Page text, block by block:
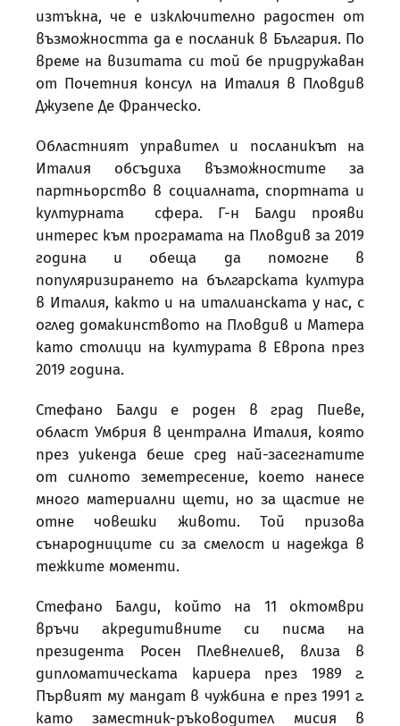
изтъкна, че е изключително радостен от
възможността да е посланик в България. По
време на визитата си той бе придружаван
от Почетния консул на Италия в Пловдив
Джузепе Де Франческо.
Областният управител и посланикът на
Италия обсъдиха възможностите за
партньорство в социалната, спортната и
културната сфера. Г-н Балди прояви
интерес към програмата на Пловдив за 2019
година и обеща да помогне в
популяризирането на българската култура
в Италия, както и на италианската у нас, с
оглед домакинството на Пловдив и Матера
като столици на културата в Европа през
2019 година.
Стефано Балди е роден в град Пиеве,
област Умбрия в централна Италия, която
през уикенда беше сред най-засегнатите
от силното земетресение, което нанесе
много материални щети, но за щастие не
отне човешки животи. Той призова
сънародниците си за смелост и надежда в
тежките моменти.
Стефано Балди, който на 11 октомври
връчи акредитивните си писма на
президента Росен Плевнелиев, влиза в
дипломатическата кариера през 1989 г.
Първият му мандат в чужбина е през 1991 г.
като заместник-ръководител мисия в